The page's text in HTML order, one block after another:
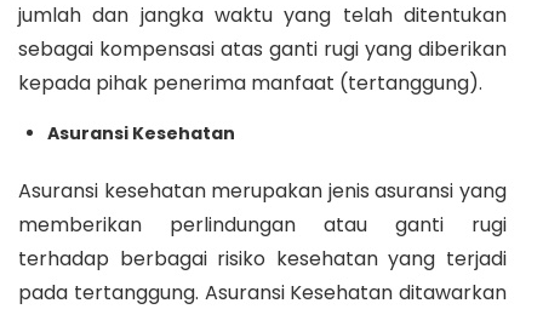
jumlah dan jangka waktu yang telah ditentukan
sebagai kompensasi atas ganti rugi yang diberikan
kepada pihak penerima manfaat (tertanggung).
Asuransi Kesehatan
Asuransi kesehatan merupakan jenis asuransi yang
memberikan perlindungan atau ganti rugi
terhadap berbagai risiko kesehatan yang terjadi
pada tertanggung. Asuransi Kesehatan ditawarkan